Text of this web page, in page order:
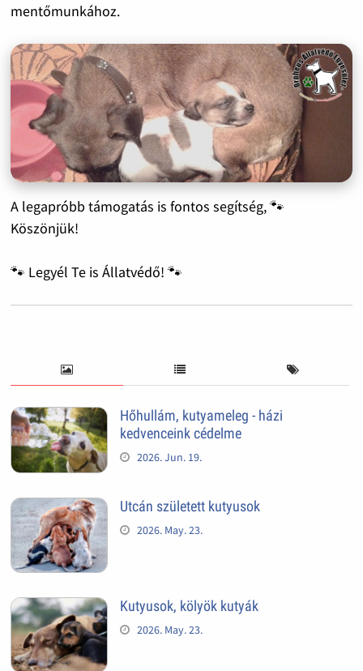
mentőmunkához.
A legapróbb támogatás is fontos segítség, 🐾
Köszönjük!
🐾 Legyél Te is Állatvédő! 🐾
Hőhullám, kutyameleg - házi
kedvenceink cédelme
2026. Jun. 19.
Utcán született kutyusok
2026. May. 23.
Kutyusok, kölyök kutyák
2026. May. 23.